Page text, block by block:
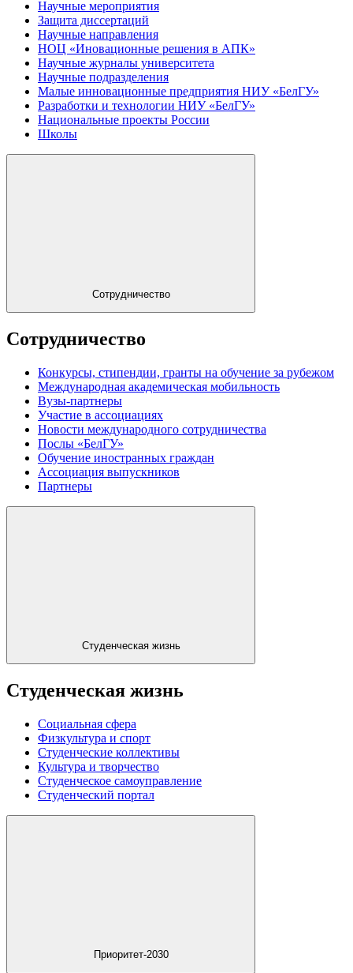
Научные мероприятия
Защита диссертаций
Научные направления
НОЦ «Иновационные решения в АПК»
Научные журналы университета
Научные подразделения
Малые инновационные предприятия НИУ «БелГУ»
Разработки и технологии НИУ «БелГУ»
Национальные проекты России
Школы
Сотрудничество
Сотрудничество
Конкурсы, стипендии, гранты на обучение за рубежом
Международная академическая мобильность
Вузы-партнеры
Участие в ассоциациях
Новости международного сотрудничества
Послы «БелГУ»
Обучение иностранных граждан
Ассоциация выпускников
Партнеры
Студенческая жизнь
Студенческая жизнь
Социальная сфера
Физкультура и спорт
Студенческие коллективы
Культура и творчество
Студенческое самоуправление
Студенческий портал
Приоритет-2030